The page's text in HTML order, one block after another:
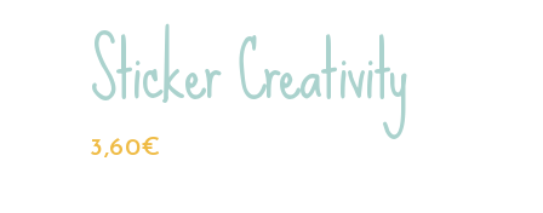
Sticker Creativity
3,60€